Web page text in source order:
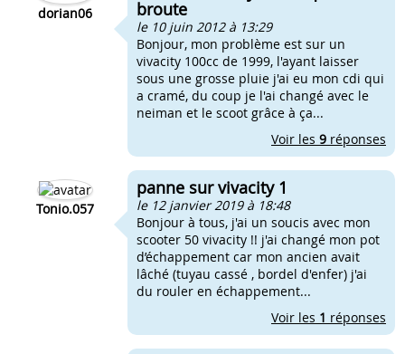
dorian06 broute
le 10 juin 2012 à 13:29
Bonjour, mon problème est sur un
vivacity 100cc de 1999, l'ayant laisser
sous une grosse pluie j'ai eu mon cdi qui
a cramé, du coup je l'ai changé avec le
neiman et le scoot grâce à ça...
Voir les 9 réponses
Tonio.057
panne sur vivacity 1
le 12 janvier 2019 à 18:48
Bonjour à tous, j'ai un soucis avec mon
scooter 50 vivacity !! j'ai changé mon pot
d’échappement car mon ancien avait
lâché (tuyau cassé , bordel d'enfer) j'ai
du rouler en échappement...
Voir les 1 réponses